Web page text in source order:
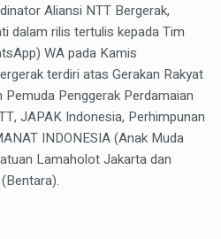
Aliansi NTT Bergerak,
dalam rilis tertulis kepada Tim
WA pada Kamis
terdiri atas Gerakan Rakyat
Penggerak Perdamaian
JAPAK Indonesia, Perhimpunan
INDONESIA (Anak Muda
Lamaholot Jakarta dan